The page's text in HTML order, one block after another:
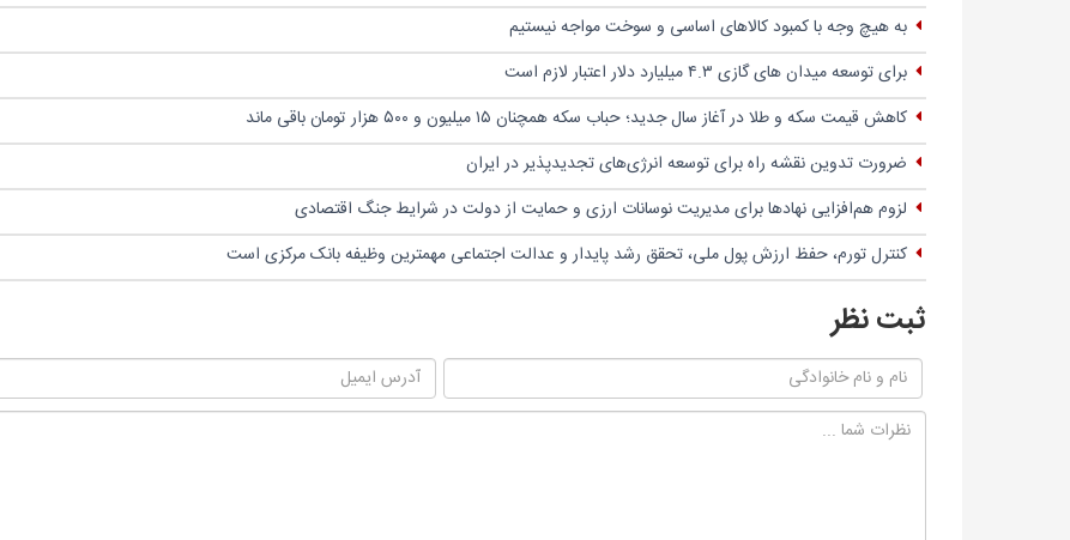
به هیچ وجه با کمبود کالاهای اساسی و سوخت مواجه نیستیم
برای توسعه میدان های گازی ۴.۳ میلیارد دلار اعتبار لازم است
کاهش قیمت سکه و طلا در آغاز سال جدید؛ حباب سکه همچنان ۱۵ میلیون و ۵۰۰ هزار تومان باقی ماند
ضرورت تدوین نقشه راه برای توسعه انرژی‌های تجدیدپذیر در ایران
لزوم هم‌افزایی نهادها برای مدیریت نوسانات ارزی و حمایت از دولت در شرایط جنگ اقتصادی
کنترل تورم، حفظ ارزش پول ملی، تحقق رشد پایدار و عدالت اجتماعی مهمترین وظیفه بانک مرکزی است
ثبت نظر